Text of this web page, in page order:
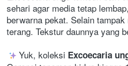
sehari agar media tetap
berwarna pekat. Selain
terang. Tekstur daunnya yang
Yuk, koleksi Excoecaria